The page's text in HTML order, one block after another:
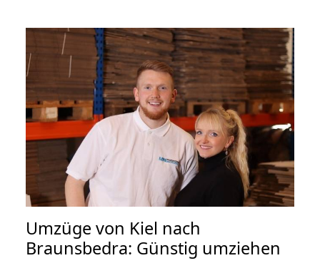
Umzüge von Kiel nach
Braunsbedra: Günstig umziehen